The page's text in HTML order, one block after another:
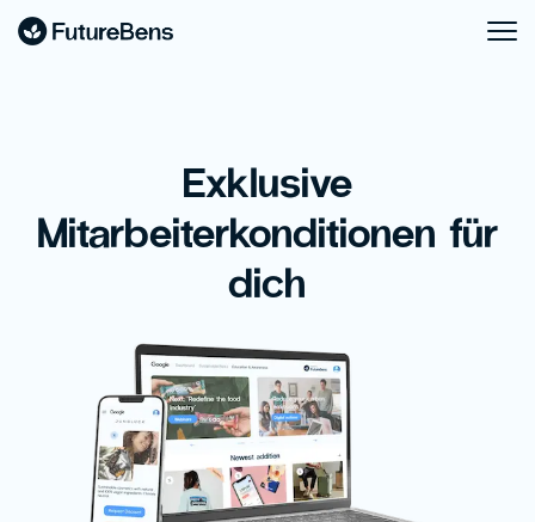
Exklusive
Mitarbeiterkonditionen für
dich